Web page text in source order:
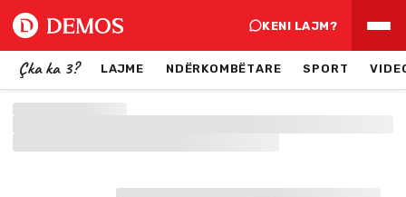
KENI LAJM?
Çka ka 3? LAJME NDËRKOMBËTARE SPORT